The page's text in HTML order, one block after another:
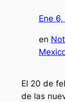
Ene
en
El 20 de
de las